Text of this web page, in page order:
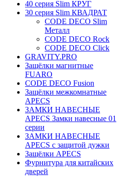
40 серия Slim КРУГ
30 серия Slim КВАДРАТ
CODE DECO Slim
Металл
CODE DECO Rock
CODE DECO Click
GRAVITY.PRO
Защёлки магнитные
FUARO
CODE DECO Fusion
Защёлки межкомнатные
APECS
ЗАМКИ НАВЕСНЫЕ
APECS Замки навесные 01
серии
ЗАМКИ НАВЕСНЫЕ
APECS с защитой дужки
Защёлки APECS
Фурнитура для китайских
дверей